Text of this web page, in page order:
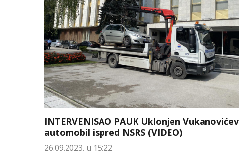
INTERVENISAO PAUK Uklonjen Vukanovićev
automobil ispred NSRS (VIDEO)
26.09.2023. u 15:22